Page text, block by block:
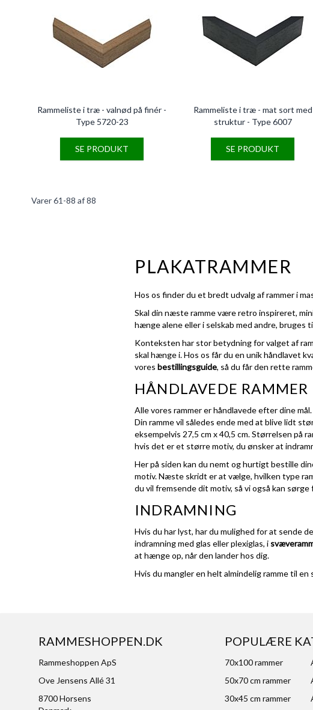
Rammeliste i træ - valnød på finér -
Type 5720-23
SE PRODUKT
Rammeliste i træ - mat sort med
struktur - Type 6007
SE PRODUKT
Varer61 -88 af88
PLAKATRAMMER
Hos os finder du et bredt udvalg af rammer i
Skal din næste ramme være retro inspireret,
hænge alene eller i selskab med andre,
Konteksten har stor betydning for valget af
skal hænge i. Hos os får du en unik håndlavet
vores bestillingsguide, så du får den rette
HÅNDLAVEDE RAMMER
Alle vores rammer er håndlavede efter dine
Din ramme vil således ende med at blive lidt
eksempelvis 27,5 cm x 40,5 cm. Størrelsen på
hvis det er et større motiv, du ønsker at
Her på siden kan du nemt og hurtigt bestille
motiv. Næste skridt er at vælge, hvilken type
du vil fremsende dit motiv, så vi også kan
INDRAMNING
Hvis du har lyst, har du mulighed for at sende
indramning med glas eller plexiglas, i
at hænge op, når den lander hos dig.
Hvis du mangler en helt almindelig ramme til
RAMMESHOPPEN.DK
Rammeshoppen ApS
Ove Jensens Allé 31
8700 Horsens
POPULÆRE
70x100 rammer
50x70 cm rammer
30x45 cm rammer